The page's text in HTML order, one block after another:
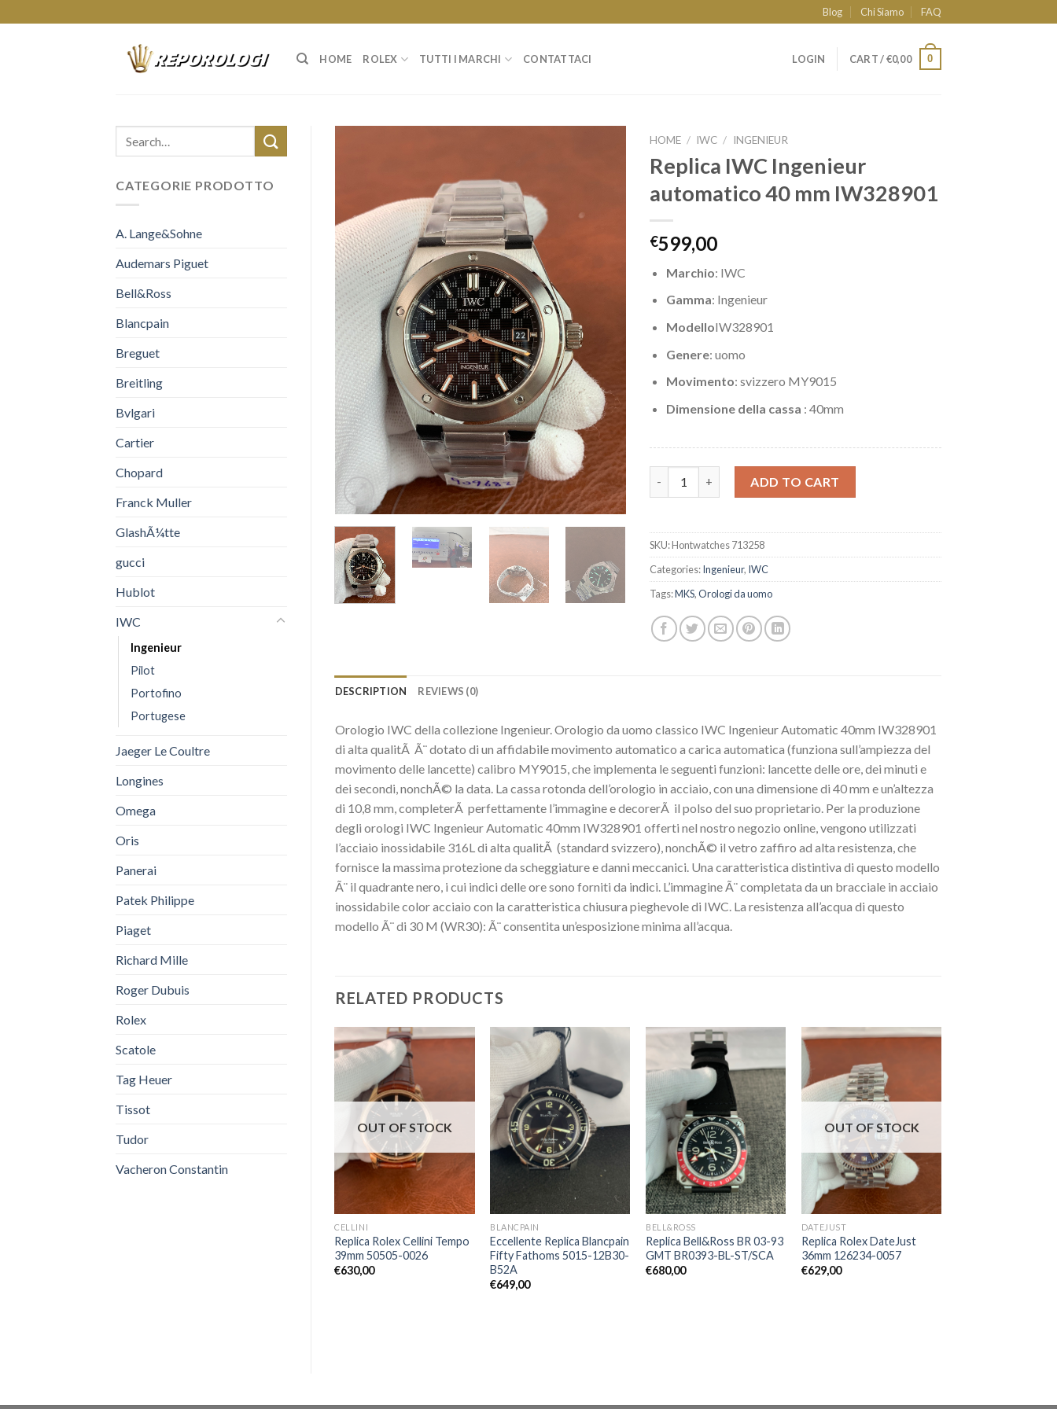
to
Blog Chi Siamo FAQ
HOME ROLEX TUTTI I MARCHI CONTATTACI LOGIN CART /€0,00 0
CATEGORIE PRODOTTO
A. Lange&Sohne
Audemars Piguet
Bell&Ross
Blancpain
Breguet
Breitling
Bvlgari
Cartier
Chopard
Franck Muller
GlashÃ¼tte
gucci
Hublot
IWC
Ingenieur
Pilot
Portofino
Portugese
Jaeger Le Coultre
Longines
Omega
Oris
Panerai
Patek Philippe
Piaget
Richard Mille
Roger Dubuis
Rolex
Scatole
Tag Heuer
Tissot
Tudor
Vacheron Constantin
HOME / IWC / INGENIEUR
Replica IWC Ingenieur
automatico 40 mm IW328901
€599,00
Marchio: IWC
Gamma: Ingenieur
ModelloIW328901
Genere: uomo
Movimento: svizzero MY9015
Dimensione della cassa : 40mm
ADD TO CART
SKU:Hontwatches 713258
Categories:Ingenieur, IWC
Tags:MKS,Orologi da uomo
DESCRIPTION REVIEWS (0)
Orologio IWC della collezione Ingenieur. Orologio da uomo classico IWC Ingenieur Automatic 40mm IW328901
di alta qualitÃ Ã¨ dotato di un affidabile movimento automatico a carica automatica (funziona sull’ampiezza del
movimento delle lancette) calibro MY9015, che implementa le seguenti funzioni: lancette delle ore, dei minuti e
dei secondi, nonchÃ© la data. La cassa rotonda dell’orologio in acciaio, con una dimensione di 40 mm e un’altezza
di 10,8 mm, completerÃ perfettamente l’immagine e decorerÃ il polso del suo proprietario. Per la produzione
degli orologi IWC Ingenieur Automatic 40mm IW328901 offerti nel nostro negozio online, vengono utilizzati
l’acciaio inossidabile 316L di alta qualitÃ (standard svizzero), nonchÃ© il vetro zaffiro ad alta resistenza, che
fornisce la massima protezione da scheggiature e danni meccanici. Una caratteristica distintiva di questo modello
Ã¨ il quadrante nero, i cui indici delle ore sono forniti da indici. L’immagine Ã¨ completata da un bracciale in acciaio
inossidabile color acciaio con la caratteristica chiusura pieghevole di IWC. La resistenza all’acqua di questo
modello Ã¨ di 30 M (WR30): Ã¨ consentita un’esposizione minima all’acqua.
RELATED PRODUCTS
OUT OF STOCK
CELLINI
Replica Rolex Cellini Tempo
39mm 50505-0026
€630,00
BLANCPAIN
Eccellente Replica Blancpain
Fifty Fathoms 5015-12B30-
B52A
€649,00
BELL&ROSS
Replica Bell&Ross BR 03-93
GMT BR0393-BL-ST/SCA
€680,00
OUT OF STOCK
DATEJUST
Replica Rolex DateJust
36mm 126234-0057
€629,00